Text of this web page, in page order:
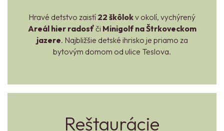
Hravé detstvo zaistí 22 škôlokv okolí, vychýrený
Areál hier radosťči Minigolf na Štrkoveckom
jazere. Najbližšie detské ihrisko je priamo za
bytovým domom od ulice Teslova.
Reštaurácie